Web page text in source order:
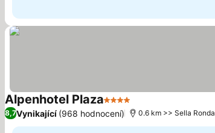
Alpenhotel Plaza4 Počet hvězdiček
8,7Vynikající (968 hodnocení) 0.6 km >> Sella Ronda